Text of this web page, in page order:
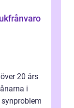
20 års
i